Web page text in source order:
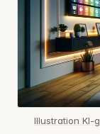
Illustration KI-